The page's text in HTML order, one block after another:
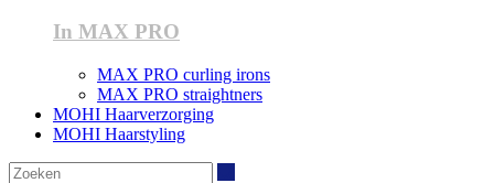
In MAX PRO
MAX PRO curling irons
MAX PRO straightners
MOHI Haarverzorging
MOHI Haarstyling